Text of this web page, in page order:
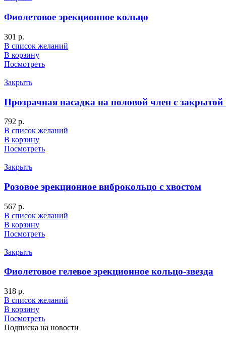
Фиолетовое эрекционное кольцо
301 р.
В список желаний
В корзину
Посмотреть
Закрыть
Прозрачная насадка на половой член с
792 р.
В список желаний
В корзину
Посмотреть
Закрыть
Розовое эрекционное виброкольцо с хвостом
567 р.
В список желаний
В корзину
Посмотреть
Закрыть
Фиолетовое гелевое эрекционное кольцо-звезда
318 р.
В список желаний
В корзину
Посмотреть
Подписка на новости